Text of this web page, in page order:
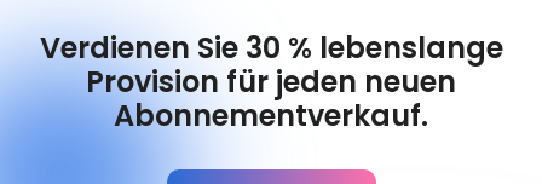
Verdienen Sie 30 % lebenslange
Provision für jeden neuen
Abonnementverkauf.